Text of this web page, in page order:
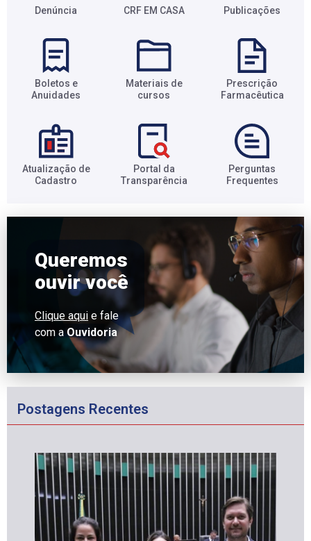
Denúncia CRF EM CASA Publicações
Boletos e
Anuidades​
Materiais de
cursos​
Prescrição
Farmacêutica​
Atualização de
Cadastro​
Portal da
Transparência​
Perguntas
Frequentes​
Queremos
ouvir você
Clique aqui e fale
com a Ouvidoria
Postagens Recentes